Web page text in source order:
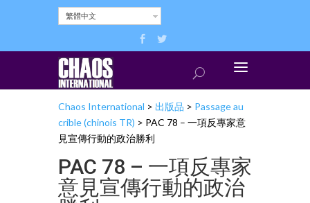
繁體中文
Chaos International > 出版品 > Passage au
crible (chinois TR) > PAC 78 – 一項反專家意
見宣傳行動的政治勝利
PAC 78 – 一項反專家
意見宣傳行動的政治